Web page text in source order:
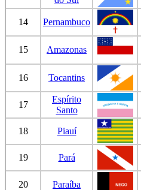
14 Pernambuco
15 Amazonas
16 Tocantins
17
Espírito
Santo
18 Piauí
19 Pará
20 Paraíba